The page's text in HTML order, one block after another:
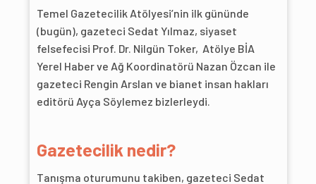
Temel Gazetecilik Atölyesi’nin ilk gününde
(bugün), gazeteci Sedat Yılmaz, siyaset
felsefecisi Prof. Dr. Nilgün Toker, Atölye BİA
Yerel Haber ve Ağ Koordinatörü Nazan Özcan ile
gazeteci Rengin Arslan ve bianet insan hakları
editörü Ayça Söylemez bizlerleydi.
Gazetecilik nedir?
Tanışma oturumunu takiben, gazeteci Sedat